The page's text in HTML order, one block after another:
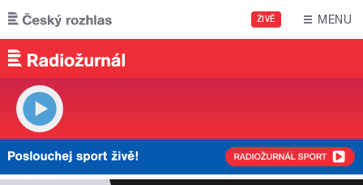
Přejít k hlavnímu obsahu
ŽIVĚ MENU